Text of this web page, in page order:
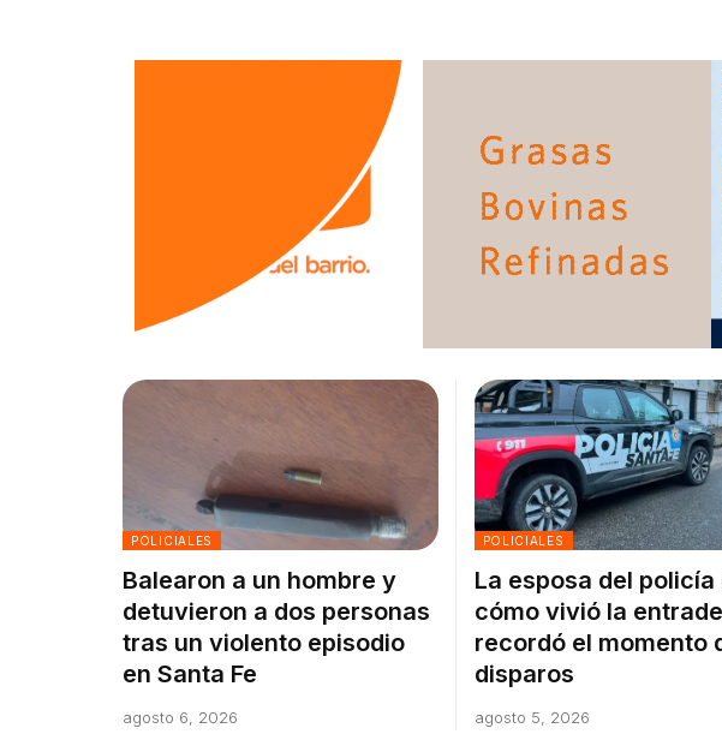
POLICIALES
Balearon a un hombre y
detuvieron a dos personas
tras un violento episodio
en Santa Fe
agosto 6, 2026
POLICIALES
La esposa del
cómo vivió la
recordó el momento
disparos
agosto 5, 2026